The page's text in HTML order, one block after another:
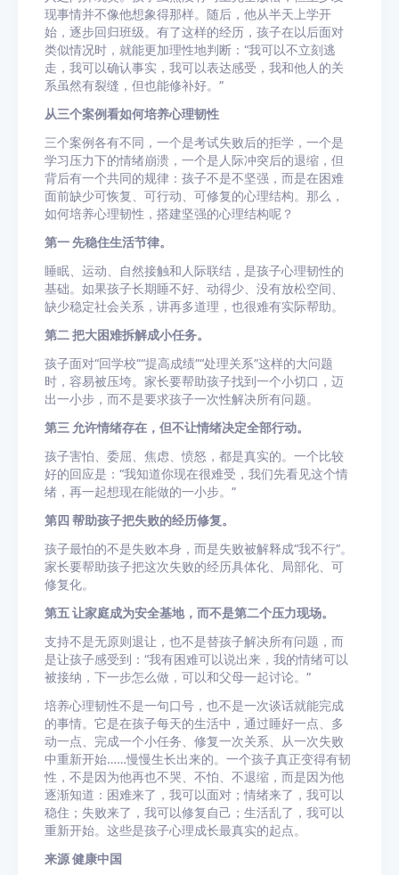
现事情并不像他想象得那样。随后，他从半天上学开
始，逐步回归班级。有了这样的经历，孩子在以后面对
类似情况时，就能更加理性地判断：“我可以不立刻逃
走，我可以确认事实，我可以表达感受，我和他人的关
系虽然有裂缝，但也能修补好。”
从三个案例看如何培养心理韧性
三个案例各有不同，一个是考试失败后的拒学，一个是
学习压力下的情绪崩溃，一个是人际冲突后的退缩，但
背后有一个共同的规律：孩子不是不坚强，而是在困难
面前缺少可恢复、可行动、可修复的心理结构。那么，
如何培养心理韧性，搭建坚强的心理结构呢？
第一 先稳住生活节律。
睡眠、运动、自然接触和人际联结，是孩子心理韧性的
基础。如果孩子长期睡不好、动得少、没有放松空间、
缺少稳定社会关系，讲再多道理，也很难有实际帮助。
第二 把大困难拆解成小任务。
孩子面对“回学校”“提高成绩”“处理关系”这样的大问题
时，容易被压垮。家长要帮助孩子找到一个小切口，迈
出一小步，而不是要求孩子一次性解决所有问题。
第三 允许情绪存在，但不让情绪决定全部行动。
孩子害怕、委屈、焦虑、愤怒，都是真实的。一个比较
好的回应是：“我知道你现在很难受，我们先看见这个情
绪，再一起想现在能做的一小步。”
第四 帮助孩子把失败的经历修复。
孩子最怕的不是失败本身，而是失败被解释成“我不行”。
家长要帮助孩子把这次失败的经历具体化、局部化、可
修复化。
第五 让家庭成为安全基地，而不是第二个压力现场。
支持不是无原则退让，也不是替孩子解决所有问题，而
是让孩子感受到：“我有困难可以说出来，我的情绪可以
被接纳，下一步怎么做，可以和父母一起讨论。”
培养心理韧性不是一句口号，也不是一次谈话就能完成
的事情。它是在孩子每天的生活中，通过睡好一点、多
动一点、完成一个小任务、修复一次关系、从一次失败
中重新开始……慢慢生长出来的。一个孩子真正变得有韧
性，不是因为他再也不哭、不怕、不退缩，而是因为他
逐渐知道：困难来了，我可以面对；情绪来了，我可以
稳住；失败来了，我可以修复自己；生活乱了，我可以
重新开始。这些是孩子心理成长最真实的起点。
来源 健康中国